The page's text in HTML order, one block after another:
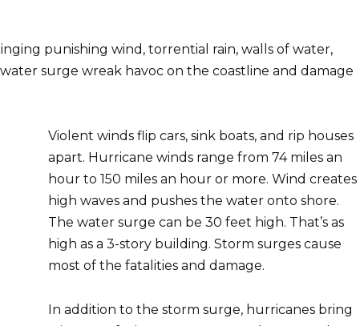
punishing wind, torrential rain, walls of water,
surge wreak havoc on the coastline and damage
Violent winds flip cars, sink boats, and rip houses
apart. Hurricane winds range from 74 miles an
hour to 150 ​miles an hour​ or more. Wind creates
high waves and pushes the water onto shore.
The water surge can be 30 feet high. That’s as
high as a 3-story building. Storm surges cause
most of the fatalities and damage.
In addition to the storm surge, hurricanes bring